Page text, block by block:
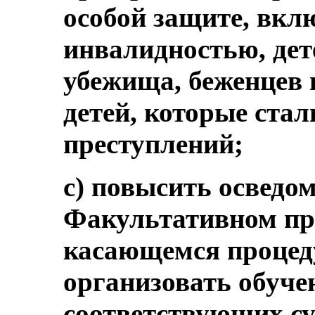
особой защите,
инвалидностью,
убежища, беженцев
детей, которые
преступлений;
c) повысить
Факультативном
касающемся
организовать